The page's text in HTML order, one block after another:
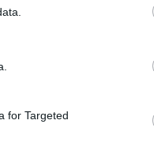
for Targeted
και
λειτουργούν
Λίμνης-